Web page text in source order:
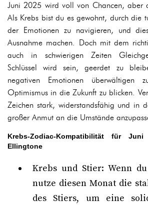
Juni 2025 wird voll von Chancen, aber
Als Krebs bist du es gewohnt, durch die
der Emotionen zu navigieren, und
Ausnahme machen. Doch mit dem
auch in schwierigen Zeiten
Schlüssel wird sein, geerdet zu
negativen Emotionen überwältigen
Optimismus in die Zukunft zu blicken.
Zeichen stark, widerstandsfähig und in
großer Anmut an die Umstände
Krebs-Zodiac-Kompatibilität für
Ellingtone
Krebs und Stier: Wenn
nutze diesen Monat die
des Stiers, um eine